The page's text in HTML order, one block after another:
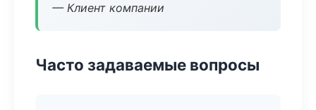
— Клиент компании
Часто задаваемые вопросы